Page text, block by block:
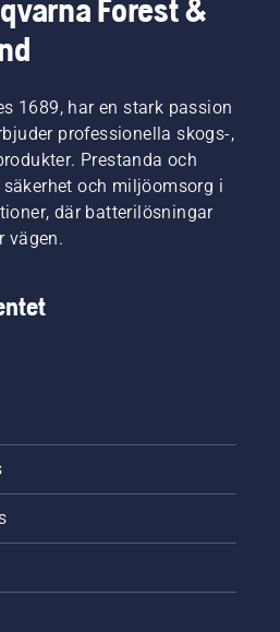
Forest &
1689, har en stark passion
professionella skogs-,
Prestanda och
och miljöomsorg i
där batterilösningar
vägen.